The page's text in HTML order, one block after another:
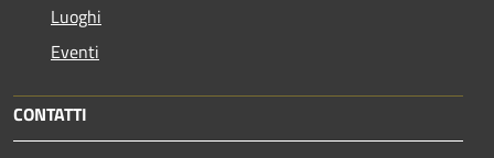
Luoghi
Eventi
CONTATTI